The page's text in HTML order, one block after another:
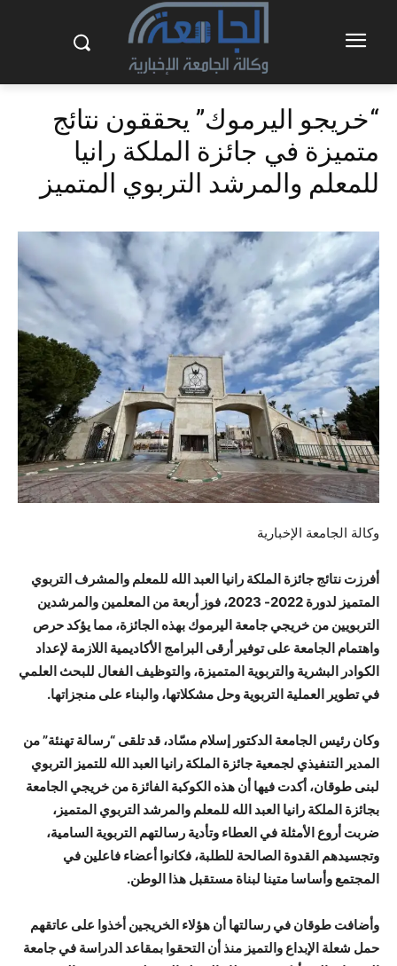
“خريجو اليرموك” يحققون نتائج
متميزة في جائزة الملكة رانيا
للمعلم والمرشد التربوي المتميز
وكالة الجامعة الإخبارية
أفرزت نتائج جائزة الملكة رانيا العبد الله للمعلم والمشرف التربوي
المتميز لدورة 2022- 2023، فوز أربعة من المعلمين والمرشدين
التربويين من خريجي جامعة اليرموك بهذه الجائزة، مما يؤكد حرص
واهتمام الجامعة على توفير أرقى البرامج الأكاديمية اللازمة لإعداد
الكوادر البشرية والتربوية المتميزة، والتوظيف الفعال للبحث العلمي
في تطوير العملية التربوية وحل مشكلاتها، والبناء على منجزاتها.
وكان رئيس الجامعة الدكتور إسلام مسّاد، قد تلقى “رسالة تهنئة” من
المدير التنفيذي لجمعية جائزة الملكة رانيا العبد الله للتميز التربوي
لبنى طوقان، أكدت فيها أن هذه الكوكبة الفائزة من خريجي الجامعة
بجائزة الملكة رانيا العبد الله للمعلم والمرشد التربوي المتميز،
ضربت أروع الأمثلة في العطاء وتأدية رسالتهم التربوية السامية،
وتجسيدهم القدوة الصالحة للطلبة، فكانوا أعضاء فاعلين في
المجتمع وأساسا متينا لبناة مستقبل هذا الوطن.
وأضافت طوقان في رسالتها أن هؤلاء الخريجين أخذوا على عاتقهم
حمل شعلة الإبداع والتميز منذ أن التحقوا بمقاعد الدراسة في جامعة